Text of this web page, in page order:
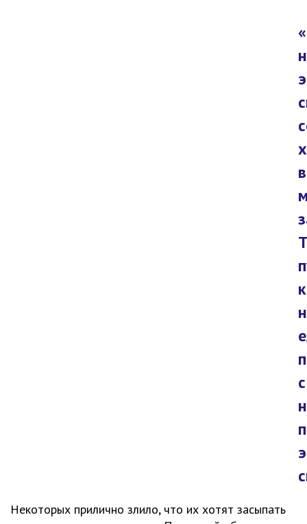
в
к
с
Некоторых прилично злило, что их хотят засыпать